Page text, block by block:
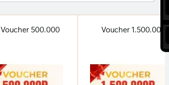
Voucher 500.000 Voucher 1.500.000